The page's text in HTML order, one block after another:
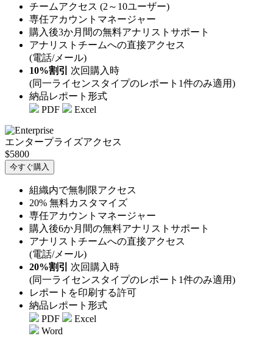
チームアクセス (2～10ユーザー)
専任アカウントマネージャー
購入後3か月間の無料アナリストサポート
アナリストチームへの直接アクセス
(電話/メール)
10%割引
次回購入時
(同一ライセンスタイプのレポート1件のみ適用)
納品レポート形式
PDF
Excel
エンタープライズアクセス
$5800
今すぐ購入
組織内で無制限アクセス
20% 無料カスタマイズ
専任アカウントマネージャー
購入後6か月間の無料アナリストサポート
アナリストチームへの直接アクセス
(電話/メール)
20%割引
次回購入時
(同一ライセンスタイプのレポート1件のみ適用)
レポートを印刷する許可
納品レポート形式
PDF
Excel
Word